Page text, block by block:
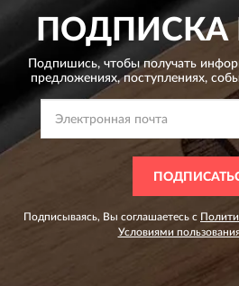
ПОДПИСКА
Подпишись, чтобы получать
предложениях,поступлениях,
Подписываясь, Вы соглашаетесь с
Условиями